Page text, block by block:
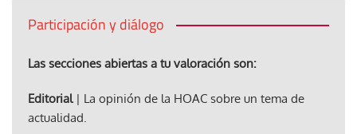
Participación y diálogo
Las secciones abiertas a tu valoración son:
Editorial| La opinión de la HOAC sobre un tema de
actualidad.